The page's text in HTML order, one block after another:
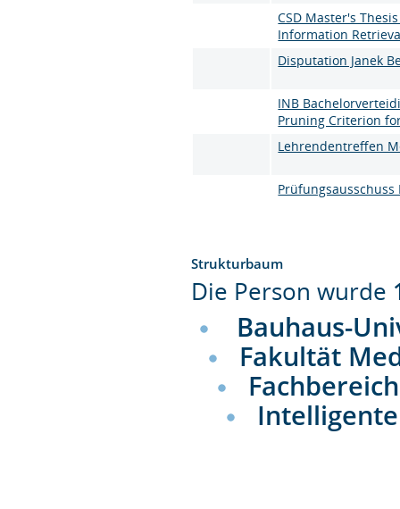
CSD Master's
Information
Disputation Janek
INB
Pruning Criterion
Lehrendentreffen
Prüfungsausschuss
Strukturbaum
Die Person wurde
Bauhaus-
Fakultät